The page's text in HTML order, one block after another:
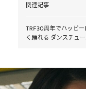
関連記事
TRF30周年でハッピ
く踊れる ダンスチュ